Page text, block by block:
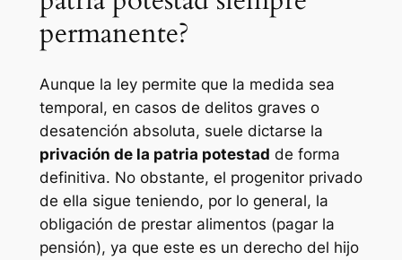
permanente?
Aunque la ley permite que la medida sea
temporal, en casos de delitos graves o
desatención absoluta, suele dictarse la
privación de la patria potestad de forma
definitiva. No obstante, el progenitor privado
de ella sigue teniendo, por lo general, la
obligación de prestar alimentos (pagar la
pensión), ya que este es un derecho del hijo